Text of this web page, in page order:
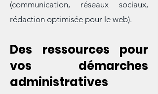
aide administrative) et modernes
(communication, réseaux sociaux,
Des ressources pour
vos démarches